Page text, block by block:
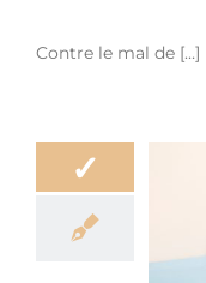
Contre le mal de […]
✓
maxillo-